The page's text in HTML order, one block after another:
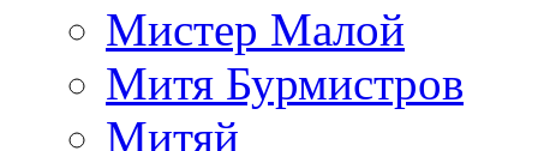
Мистер Малой
Митя Бурмистров
Митяй